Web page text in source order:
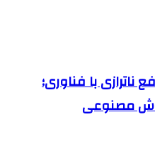
ناترازی با فناوری؛
مصنوعی